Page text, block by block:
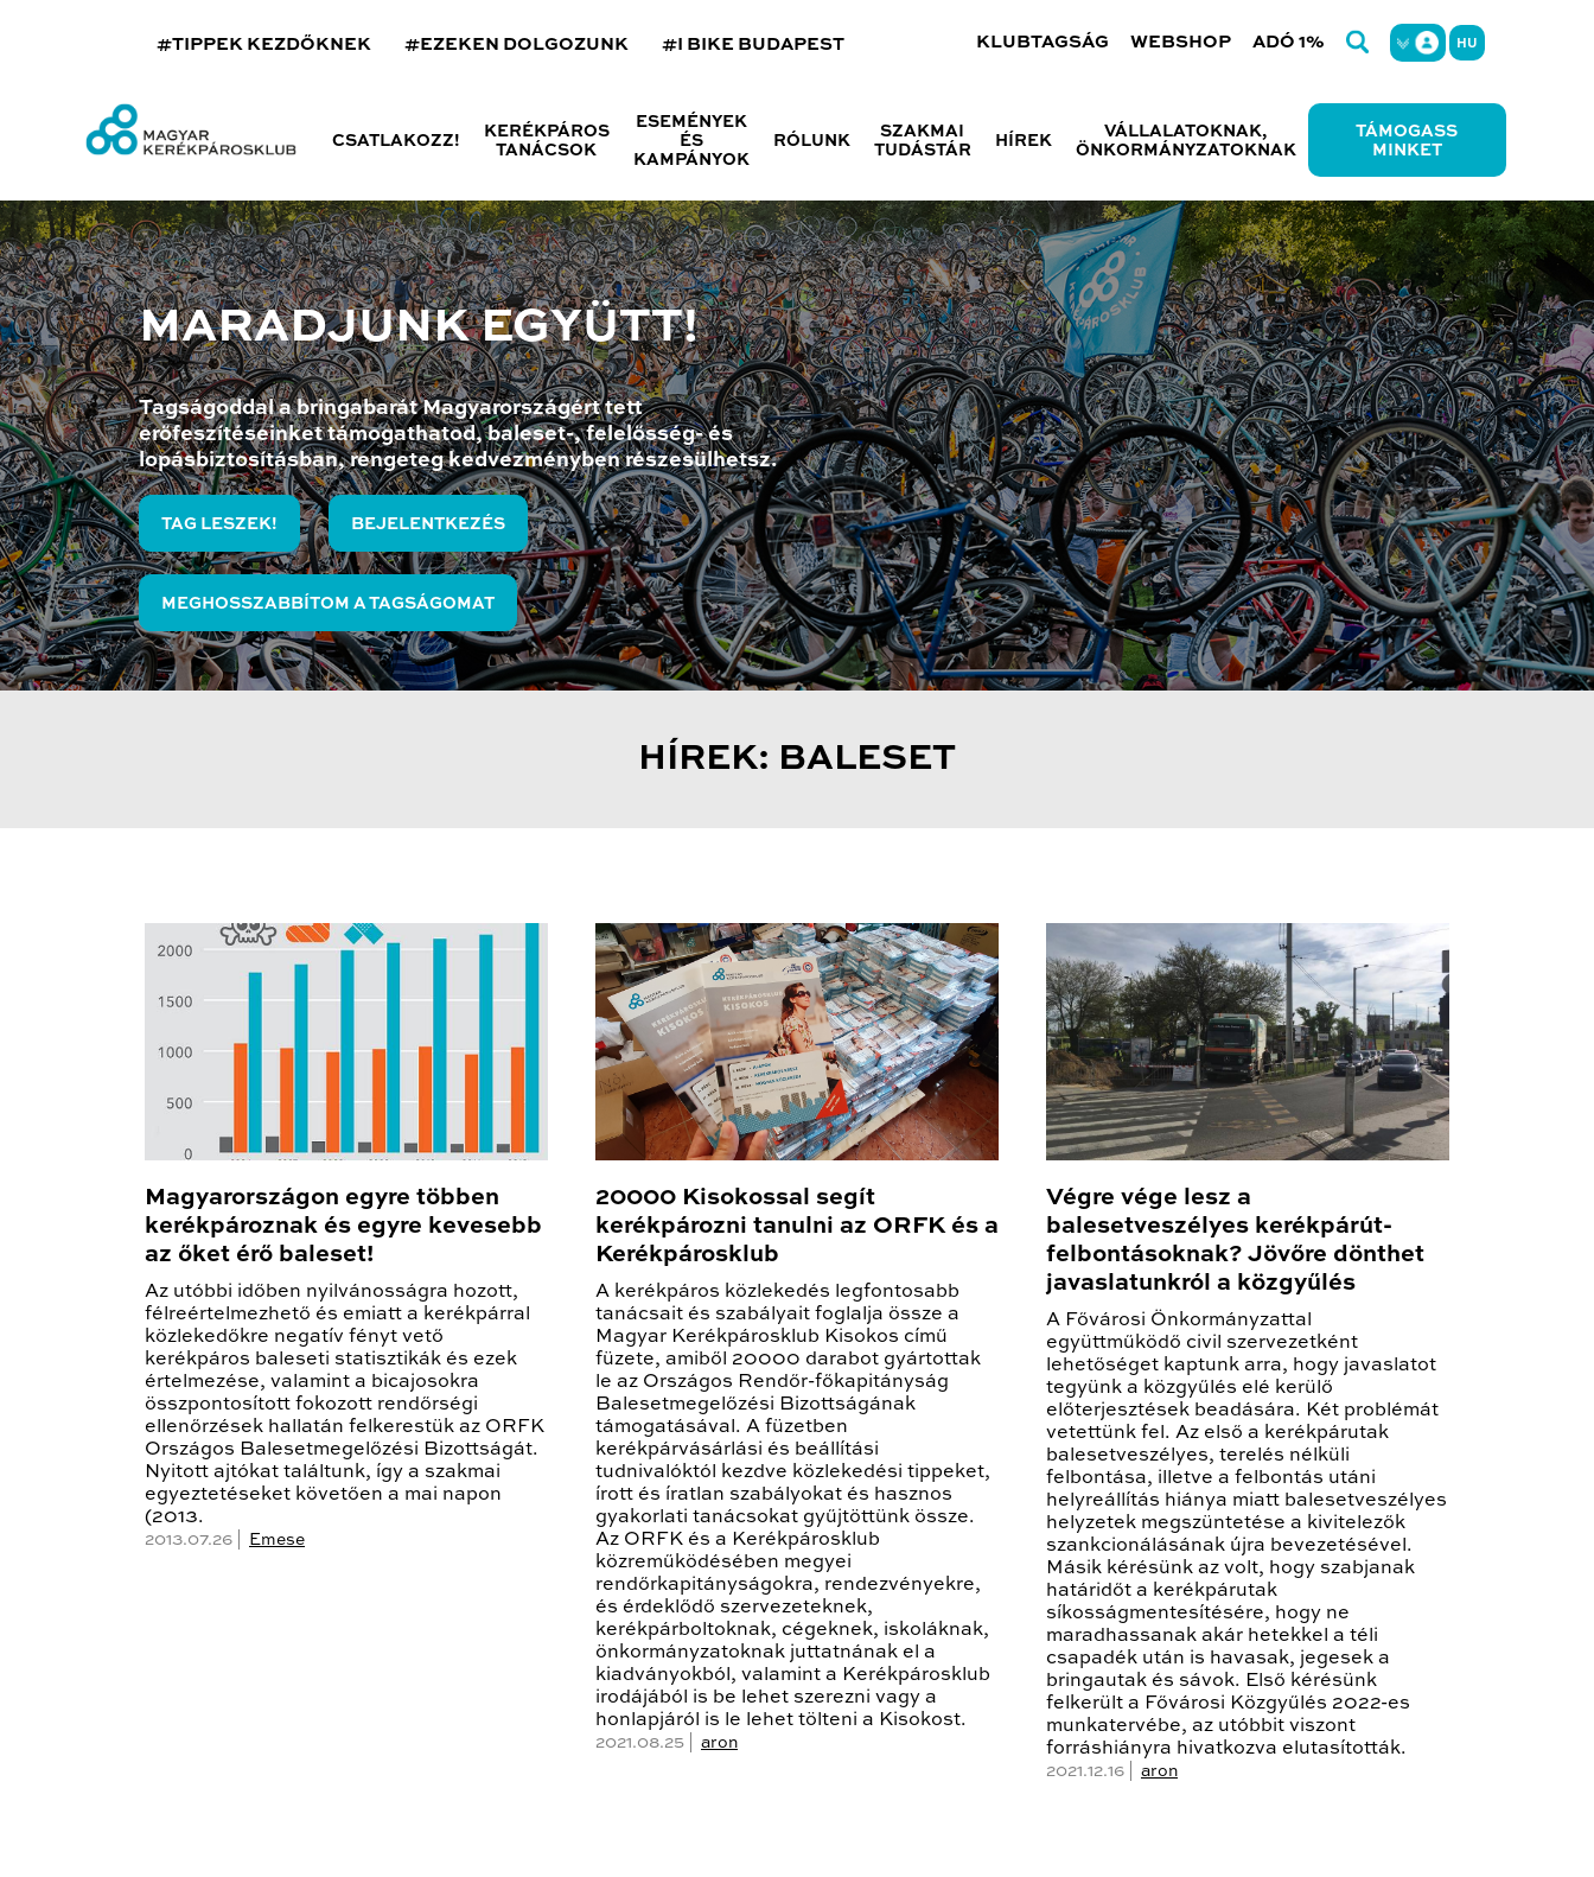
#TIPPEK KEZDŐKNEK #EZEKEN DOLGOZUNK #I BIKE BUDAPEST KLUBTAGSÁG WEBSHOP ADÓ 1% HU
CSATLAKOZZ!
KERÉKPÁROS
TANÁCSOK
ESEMÉNYEK
ÉS
KAMPÁNYOK
RÓLUNK
SZAKMAI
TUDÁSTÁR
HÍREK
VÁLLALATOKNAK,
ÖNKORMÁNYZATOKNAK
TÁMOGASS
MINKET
MARADJUNK EGYÜTT!
Tagságoddal a bringabarát Magyarországért tett
erőfeszítéseinket támogathatod, baleset-, felelősség- és
lopásbiztosításban, rengeteg kedvezményben részesülhetsz.
TAG LESZEK! BEJELENTKEZÉS
MEGHOSSZABBÍTOM A TAGSÁGOMAT
HÍREK: BALESET
Magyarországon egyre többen
kerékpároznak és egyre kevesebb
az őket érő baleset!
Az utóbbi időben nyilvánosságra hozott,
félreértelmezhető és emiatt a kerékpárral
közlekedőkre negatív fényt vető
kerékpáros baleseti statisztikák és ezek
értelmezése, valamint a bicajosokra
összpontosított fokozott rendőrségi
ellenőrzések hallatán felkerestük az ORFK
Országos Balesetmegelőzési Bizottságát.
Nyitott ajtókat találtunk, így a szakmai
egyeztetéseket követően a mai napon
(2013.
2013.07.26 | Emese
20000 Kisokossal segít
kerékpározni tanulni az ORFK és a
Kerékpárosklub
A kerékpáros közlekedés legfontosabb
tanácsait és szabályait foglalja össze a
Magyar Kerékpárosklub Kisokos című
füzete, amiből 20000 darabot gyártottak
le az Országos Rendőr-főkapitányság
Balesetmegelőzési Bizottságának
támogatásával. A füzetben
kerékpárvásárlási és beállítási
tudnivalóktól kezdve közlekedési tippeket,
írott és íratlan szabályokat és hasznos
gyakorlati tanácsokat gyűjtöttünk össze.
Az ORFK és a Kerékpárosklub
közreműködésében megyei
rendőrkapitányságokra, rendezvényekre,
és érdeklődő szervezeteknek,
kerékpárboltoknak, cégeknek, iskoláknak,
önkormányzatoknak juttatnának el a
kiadványokból, valamint a Kerékpárosklub
irodájából is be lehet szerezni vagy a
honlapjáról is le lehet tölteni a Kisokost.
2021.08.25 | aron
Végre vége lesz a
balesetveszélyes kerékpárút-
felbontásoknak? Jövőre dönthet
javaslatunkról a közgyűlés
A Fővárosi Önkormányzattal
együttműködő civil szervezetként
lehetőséget kaptunk arra, hogy javaslatot
tegyünk a közgyűlés elé kerülő
előterjesztések beadására. Két problémát
vetettünk fel. Az első a kerékpárutak
balesetveszélyes, terelés nélküli
felbontása, illetve a felbontás utáni
helyreállítás hiánya miatt balesetveszélyes
helyzetek megszüntetése a kivitelezők
szankcionálásának újra bevezetésével.
Másik kérésünk az volt, hogy szabjanak
határidőt a kerékpárutak
síkosságmentesítésére, hogy ne
maradhassanak akár hetekkel a téli
csapadék után is havasak, jegesek a
bringautak és sávok. Első kérésünk
felkerült a Fővárosi Közgyűlés 2022-es
munkatervébe, az utóbbit viszont
forráshiányra hivatkozva elutasították.
2021.12.16 | aron